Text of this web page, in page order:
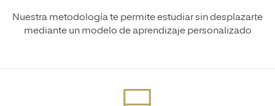
Nuestra metodología te permite estudiar sin desplazarte
mediante un modelo de aprendizaje personalizado